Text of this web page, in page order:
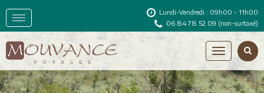
Lundi-Vendredi : 09h00 - 11h00
06 84 78 52 09 (non-surtaxé)